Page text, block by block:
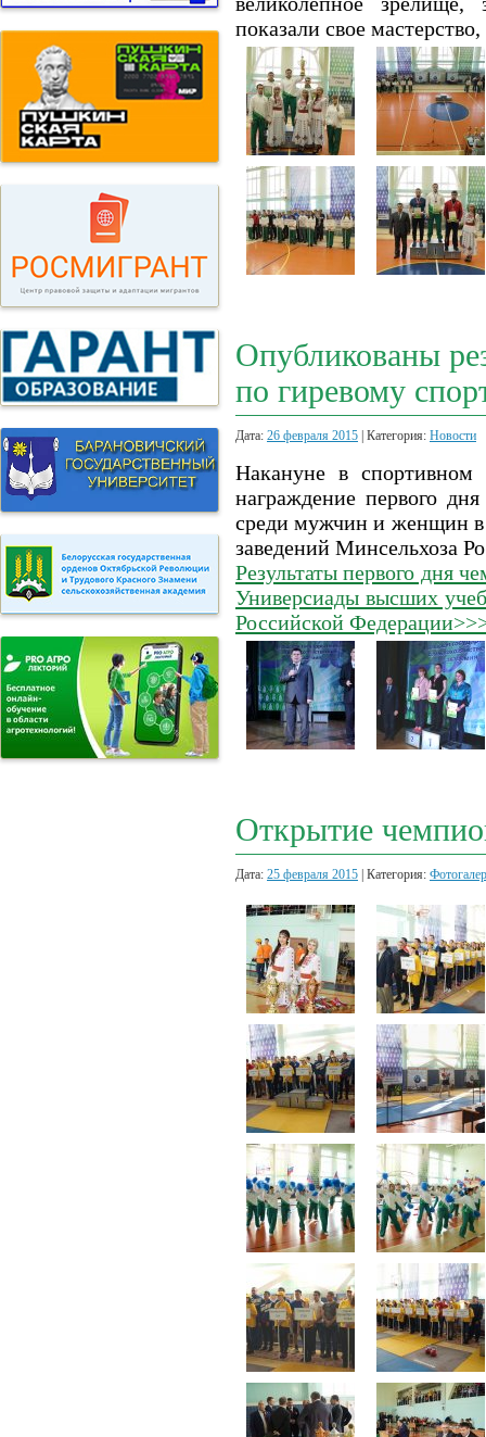
показали свое
Опубликованы
по гиревому
Дата: 26 февраля 2015 | Категория: Новости
Накануне в спортивном
награждение первого
среди мужчин и женщин
заведений Минсельхоза
Результаты первого дня
Универсиады высших
Российской
Открытие
Дата: 25 февраля 2015 | Категория: